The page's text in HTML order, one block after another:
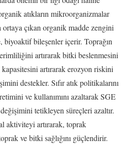
atıkların mikroorganizmalar
ortaya çıkan organik madde zengini
bileşenler içerir. Toprağın
artırarak bitki beslenmesini
artırarak erozyon riskini
destekler. Sıfır atık politikalarını
ve kullanımını azaltarak SGE
tetikleyen süreçleri azaltır.
aktiviteyi artırarak, toprak
ve bitki sağlığını güçlendirir.